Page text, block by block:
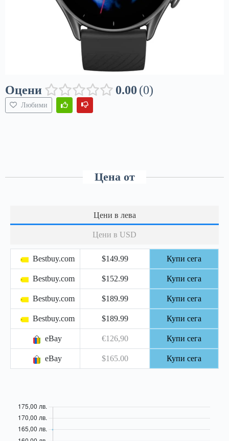
Оцени 0.00 0
Любими
Цена от
Цени в лева
Цени в USD
Bestbuy.com $149.99 Купи сега
Bestbuy.com $152.99 Купи сега
Bestbuy.com $189.99 Купи сега
Bestbuy.com $189.99 Купи сега
eBay €126,90 Купи сега
eBay $165.00 Купи сега